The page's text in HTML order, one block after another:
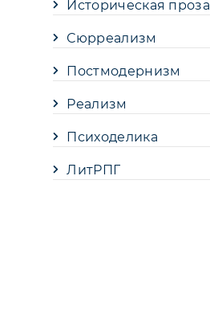
Историческая проза
Сюрреализм
Постмодернизм
Реализм
Психоделика
ЛитРПГ